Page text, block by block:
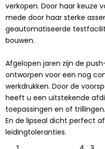
verkopen. Door haar keuze
mede door haar sterke
geautomatiseerde
bouwen.
Afgelopen jaren zijn de
ontworpen voor een nog
werkdrukken. Door de
heeft u een uitstekende
toepassingen en of
En de lipseal dicht perfect
leidingtoleranties.